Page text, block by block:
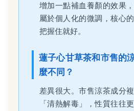
增加一點補血養顏的效果
屬於個人化的微調，核心
把握住就好。
蓮子心甘草茶和市售的
麼不同？
差異很大。市售涼茶成分
「清熱解毒」，性質往往